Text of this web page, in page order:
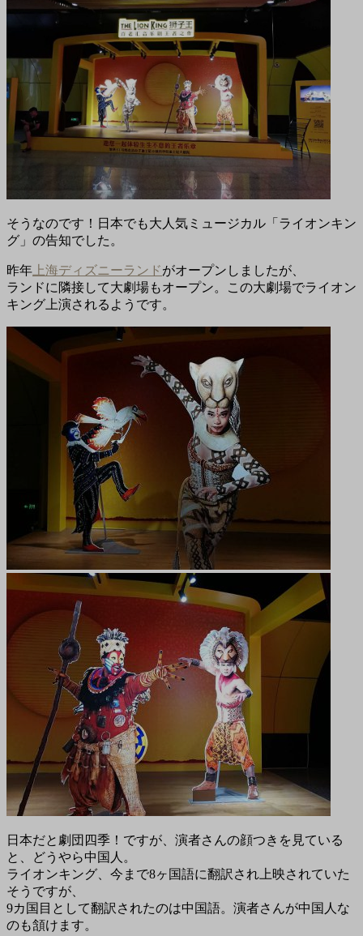
そうなのです！日本でも大人気ミュージカル「ライオンキン
グ」の告知でした。
昨年 上海ディズニーランドがオープンしましたが、
ランドに隣接して大劇場もオープン。この大劇場でライオン
キング上演されるようです。
日本だと劇団四季！ですが、演者さんの顔つきを見ている
と、どうやら中国人。
ライオンキング、今まで8ヶ国語に翻訳され上映されていた
そうですが、
9カ国目として翻訳されたのは中国語。演者さんが中国人な
のも頷けます。